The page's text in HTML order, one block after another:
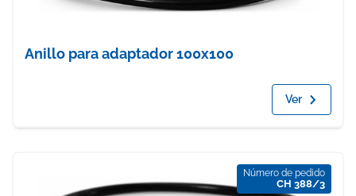
Anillo para adaptador 100x100
Ver
Número de pedido
CH 388/3